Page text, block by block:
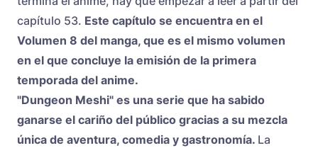
capítulo 53. Este capítulo se encuentra en el
Volumen 8 del manga, que es el mismo volumen
en el que concluye la emisión de la primera
temporada del anime.
"Dungeon Meshi" es una serie que ha sabido
ganarse el cariño del público gracias a su mezcla
única de aventura, comedia y gastronomía. La